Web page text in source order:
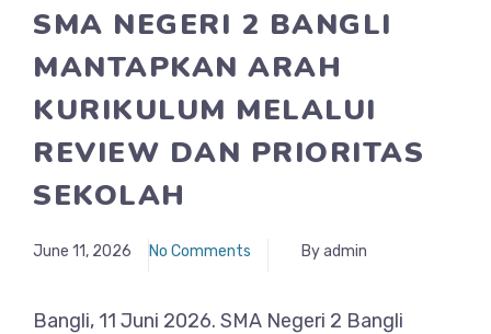
SMA NEGERI 2 BANGLI
MANTAPKAN ARAH
KURIKULUM MELALUI
REVIEW DAN PRIORITAS
SEKOLAH
June 11, 2026 No Comments By admin
Bangli, 11 Juni 2026. SMA Negeri 2 Bangli